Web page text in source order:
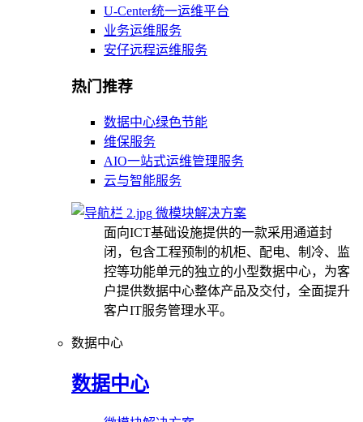
U-Center统一运维平台
业务运维服务
安仔远程运维服务
热门推荐
数据中心绿色节能
维保服务
AIO一站式运维管理服务
云与智能服务
微模块解决方案
面向ICT基础设施提供的一款采用通道封
闭，包含工程预制的机柜、配电、制冷、监
控等功能单元的独立的小型数据中心，为客
户提供数据中心整体产品及交付，全面提升
客户IT服务管理水平。
数据中心
数据中心